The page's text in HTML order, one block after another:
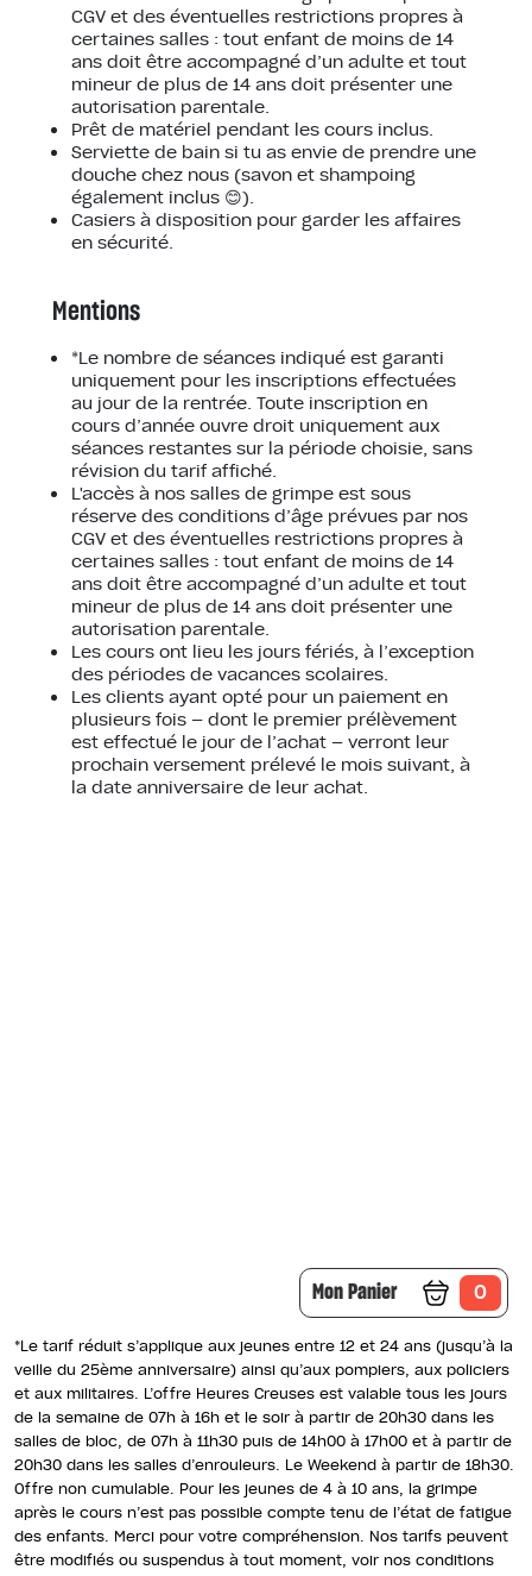
Mon Panier 0
CGV et des éventuelles restrictions propres à
certaines salles : tout enfant de moins de 14
ans doit être accompagné d’un adulte et tout
mineur de plus de 14 ans doit présenter une
autorisation parentale.
Prêt de matériel pendant les cours inclus.
Serviette de bain si tu as envie de prendre une
douche chez nous (savon et shampoing
également inclus 😊).
Casiers à disposition pour garder les affaires
en sécurité.
Mentions
*Le nombre de séances indiqué est garanti
uniquement pour les inscriptions effectuées
au jour de la rentrée. Toute inscription en
cours d’année ouvre droit uniquement aux
séances restantes sur la période choisie, sans
révision du tarif affiché.
L'accès à nos salles de grimpe est sous
réserve des conditions d’âge prévues par nos
CGV et des éventuelles restrictions propres à
certaines salles : tout enfant de moins de 14
ans doit être accompagné d’un adulte et tout
mineur de plus de 14 ans doit présenter une
autorisation parentale.
Les cours ont lieu les jours fériés, à l’exception
des périodes de vacances scolaires.
Les clients ayant opté pour un paiement en
plusieurs fois — dont le premier prélèvement
est effectué le jour de l’achat — verront leur
prochain versement prélevé le mois suivant, à
la date anniversaire de leur achat.
*Le tarif réduit s’applique aux jeunes entre 12 et 24 ans (jusqu’à la
veille du 25ème anniversaire) ainsi qu’aux pompiers, aux policiers
et aux militaires. L’offre Heures Creuses est valable tous les jours
de la semaine de 07h à 16h et le soir à partir de 20h30 dans les
salles de bloc, de 07h à 11h30 puis de 14h00 à 17h00 et à partir de
20h30 dans les salles d’enrouleurs. Le Weekend à partir de 18h30.
Offre non cumulable. Pour les jeunes de 4 à 10 ans, la grimpe
après le cours n’est pas possible compte tenu de l’état de fatigue
des enfants. Merci pour votre compréhension. Nos tarifs peuvent
être modifiés ou suspendus à tout moment, voir nos conditions